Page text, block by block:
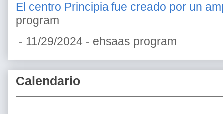
El centro Principia fue creado por un
program
- 11/29/2024 - ehsaas program
Calendario